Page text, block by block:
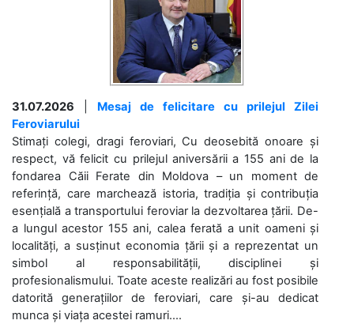
31.07.2026
Mesaj de felicitare cu prilejul Zilei
Feroviarului
Stimați colegi, dragi feroviari, Cu deosebită onoare și
respect, vă felicit cu prilejul aniversării a 155 ani de la
fondarea Căii Ferate din Moldova – un moment de
referință, care marchează istoria, tradiția și contribuția
esențială a transportului feroviar la dezvoltarea țării. De-
a lungul acestor 155 ani, calea ferată a unit oameni și
localități, a susținut economia țării și a reprezentat un
simbol al responsabilității, disciplinei și
profesionalismului. Toate aceste realizări au fost posibile
datorită generațiilor de feroviari, care și-au dedicat
munca și viața acestei ramuri....